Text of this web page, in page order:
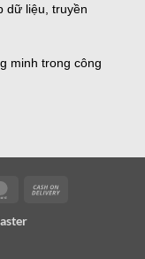
dữ liệu, truyền
minh trong công
MasterCard